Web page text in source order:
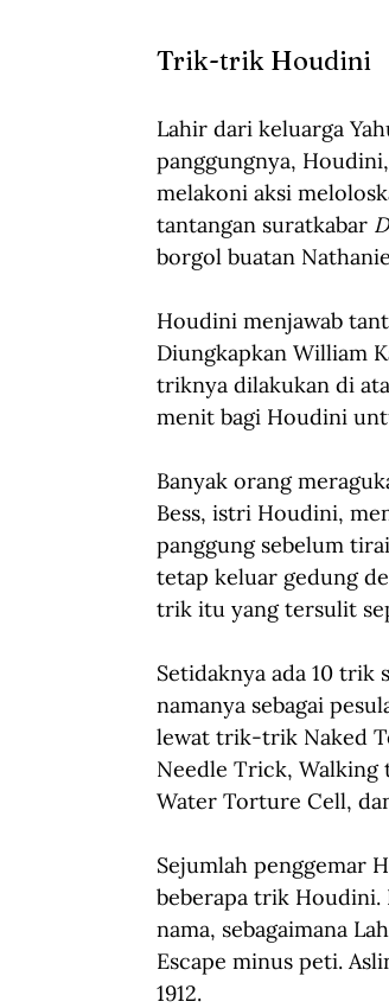
Trik-trik Houdini
Lahir dari keluarga
panggungnya,
melakoni aksi
tantangan suratkabar
borgol buatan
Houdini menjawab
Diungkapkan William
triknya dilakukan di
menit bagi Houdini
Banyak orang
Bess, istri Houdini,
panggung sebelum
tetap keluar gedung
trik itu yang tersulit
Setidaknya ada 10 trik
namanya sebagai
lewat trik-trik Naked
Needle Trick, Walking
Water Torture Cell,
Sejumlah penggemar
beberapa trik Houdini.
nama, sebagaimana
Escape minus peti.
1912.